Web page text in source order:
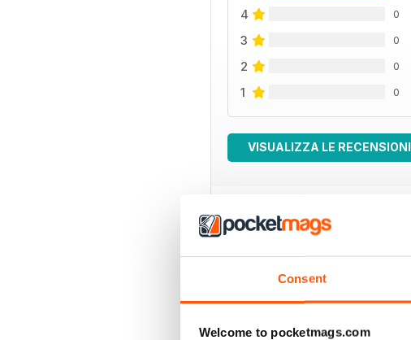
Consent
Welcome to pocketmags.com
4 0
3 0
2 0
1 0
VISUALIZZA LE RECENSIONI